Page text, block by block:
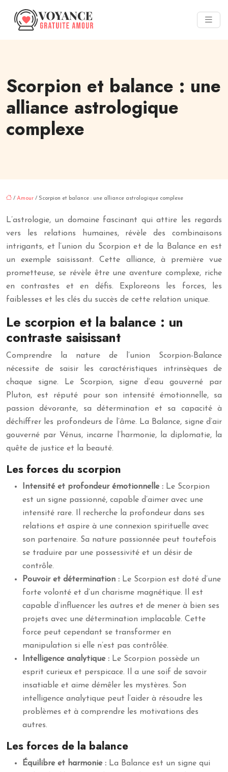
Scorpion et balance : une
alliance astrologique
complexe
/ Amour / Scorpion et balance : une alliance astrologique complexe
L’astrologie, un domaine fascinant qui attire les regards
vers les relations humaines, révèle des combinaisons
intrigants, et l’union du Scorpion et de la Balance en est
un exemple saisissant. Cette alliance, à première vue
prometteuse, se révèle être une aventure complexe, riche
en contrastes et en défis. Exploreons les forces, les
faiblesses et les clés du succès de cette relation unique.
Le scorpion et la balance : un
contraste saisissant
Comprendre la nature de l’union Scorpion-Balance
nécessite de saisir les caractéristiques intrinsèques de
chaque signe. Le Scorpion, signe d’eau gouverné par
Pluton, est réputé pour son intensité émotionnelle, sa
passion dévorante, sa détermination et sa capacité à
déchiffrer les profondeurs de l’âme. La Balance, signe d’air
gouverné par Vénus, incarne l’harmonie, la diplomatie, la
quête de justice et la beauté.
Les forces du scorpion
Intensité et profondeur émotionnelle : Le Scorpion
est un signe passionné, capable d’aimer avec une
intensité rare. Il recherche la profondeur dans ses
relations et aspire à une connexion spirituelle avec
son partenaire. Sa nature passionnée peut toutefois
se traduire par une possessivité et un désir de
contrôle.
Pouvoir et détermination : Le Scorpion est doté d’une
forte volonté et d’un charisme magnétique. Il est
capable d’influencer les autres et de mener à bien ses
projets avec une détermination implacable. Cette
force peut cependant se transformer en
manipulation si elle n’est pas contrôlée.
Intelligence analytique : Le Scorpion possède un
esprit curieux et perspicace. Il a une soif de savoir
insatiable et aime démêler les mystères. Son
intelligence analytique peut l’aider à résoudre les
problèmes et à comprendre les motivations des
autres.
Les forces de la balance
Équilibre et harmonie : La Balance est un signe qui